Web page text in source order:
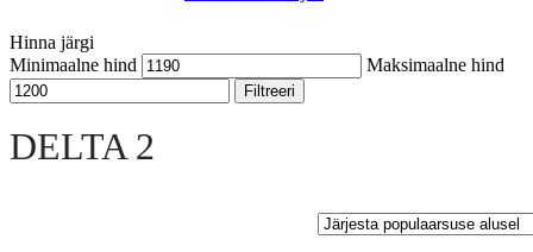
Hinna järgi
Minimaalne hind
Maksimaalne hind
Filtreeri
DELTA 2